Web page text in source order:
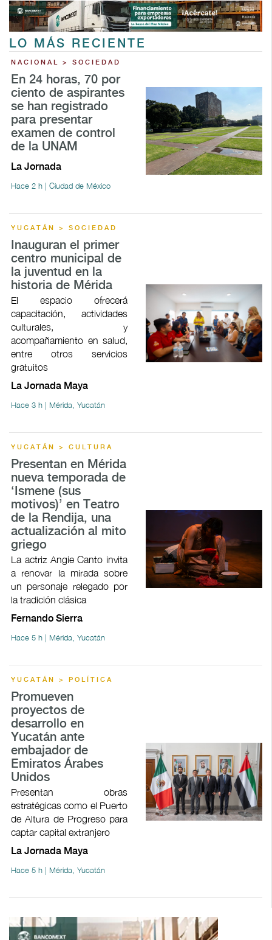
LO MÁS RECIENTE
NACIONAL > SOCIEDAD
En 24 horas, 70 por
ciento de aspirantes
se han registrado
para presentar
examen de control
de la UNAM
La Jornada
Hace 2 h | Ciudad de México
YUCATÁN > SOCIEDAD
Inauguran el primer
centro municipal de
la juventud en la
historia de Mérida
El espacio ofrecerá
capacitación, actividades
culturales, y
acompañamiento en salud,
entre otros servicios
gratuitos
La Jornada Maya
Hace 3 h | Mérida, Yucatán
YUCATÁN > CULTURA
Presentan en Mérida
nueva temporada de
‘Ismene (sus
motivos)’ en Teatro
de la Rendija, una
actualización al mito
griego
La actriz Angie Canto invita
a renovar la mirada sobre
un personaje relegado por
la tradición clásica
Fernando Sierra
Hace 5 h | Mérida, Yucatán
YUCATÁN > POLÍTICA
Promueven
proyectos de
desarrollo en
Yucatán ante
embajador de
Emiratos Árabes
Unidos
Presentan obras
estratégicas como el Puerto
de Altura de Progreso para
captar capital extranjero
La Jornada Maya
Hace 5 h | Mérida, Yucatán